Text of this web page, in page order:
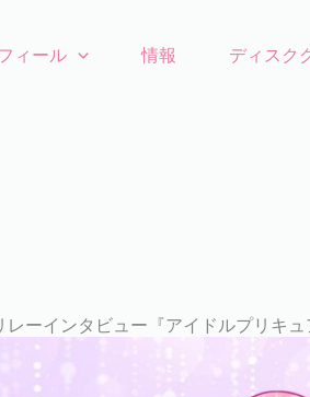
ィール 情報 ディスク
ーインタビュー『アイドルプリキ